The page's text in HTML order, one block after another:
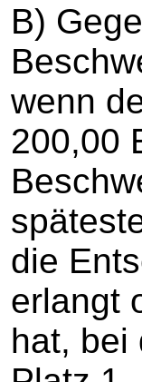
B)
wenn
200,00
die
erlangt
hat, bei